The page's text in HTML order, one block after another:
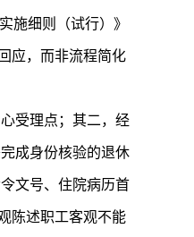
施细则（试行）》
应，而非流程简化
受理点；其二，经
成身份核验的退休
文号、住院病历首
陈述职工客观不能